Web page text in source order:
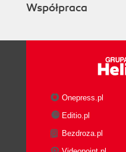
Współpraca
Onepress.pl
Editio.pl
Bezdroza.pl